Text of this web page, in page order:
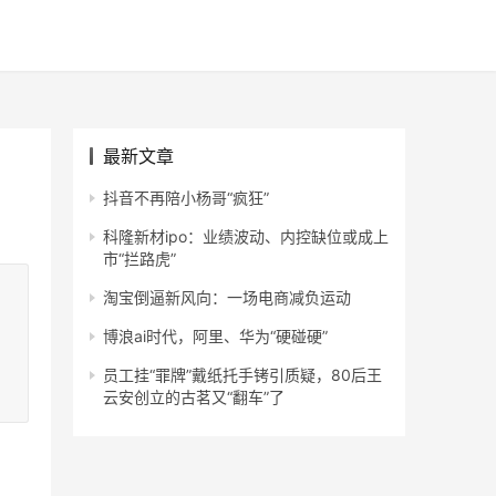
最新文章
抖音不再陪小杨哥“疯狂”
科隆新材ipo：业绩波动、内控缺位或成上
市“拦路虎”
淘宝倒逼新风向：一场电商减负运动
博浪ai时代，阿里、华为“硬碰硬”
员工挂“罪牌”戴纸托手铐引质疑，80后王
云安创立的古茗又“翻车”了